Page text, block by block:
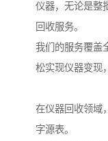
仪器，无论是整
回收服务。
我们的服务覆盖
松实现仪器变现
在仪器回收领域
字源表。